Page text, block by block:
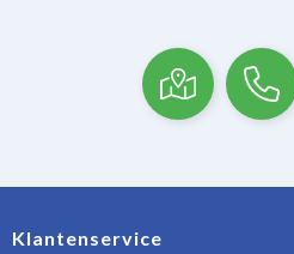
Klantenservice